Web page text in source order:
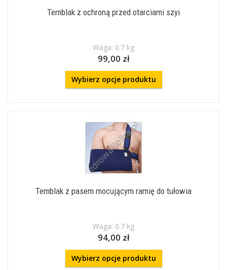
Temblak z ochroną przed otarciami szyi
Waga: 0.7 kg
99,00 zł
Wybierz opcje produktu
Temblak z pasem mocującym ramię do tułowia
Waga: 0.7 kg
94,00 zł
Wybierz opcje produktu